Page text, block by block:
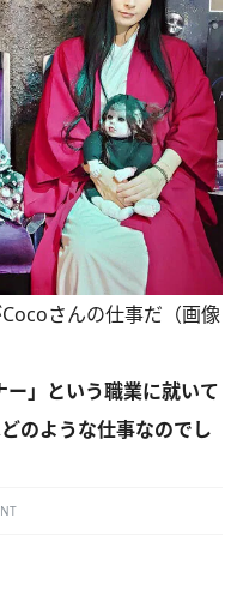
さんの仕事だ（画像
」という職業に就いて
のような仕事なのでし